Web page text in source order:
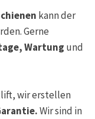
kann der
Gerne
Wartung und
wir erstellen
Wir sind in